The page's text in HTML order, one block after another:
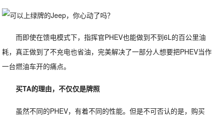
而即使在馈电模式下，指挥官PHEV也能做到不到6L的百公里油
耗，真正做到了不充电也省油，完美解决了一部分人想要把PHEV当作
一台燃油车开的痛点。
买TA的理由，不仅仅是牌照
虽然不同的PHEV，有着不同的性能。但是不可否认的是，购买